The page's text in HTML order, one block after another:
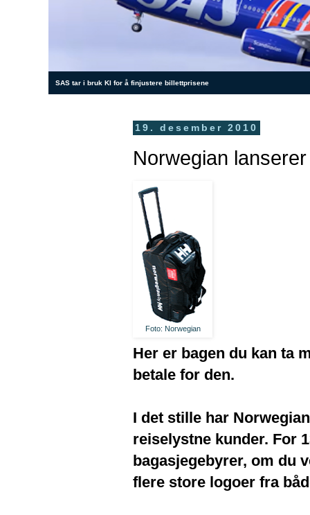
SAS tar i bruk KI for å finjustere billettprisene
19. desember 2010
Norwegian
Foto: Norwegian
Her er bagen du kan ta
betale for den.
I det stille har
reiselystne kunder. For
bagasjegebyrer, om du
flere store logoer fra